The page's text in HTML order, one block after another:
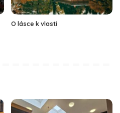
O lásce k vlasti